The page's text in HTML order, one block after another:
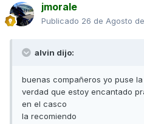
jmorale
Publicado 26 de Agosto
alvin dijo:
buenas compañeros yo puse
verdad que estoy encantado
en el casco
la recomiendo